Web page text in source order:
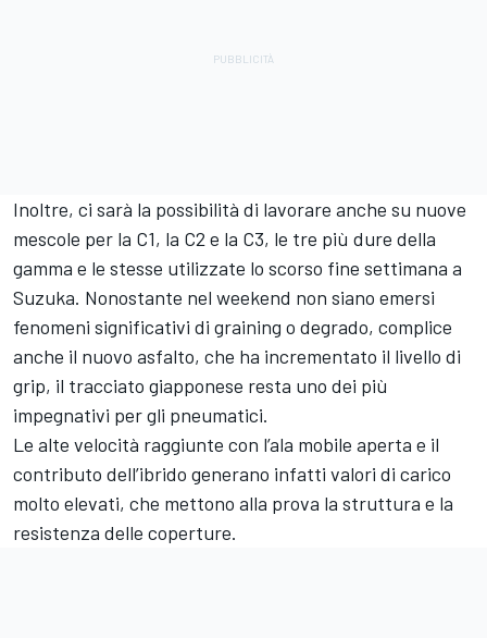
Inoltre, ci sarà la possibilità di lavorare anche su nuove
mescole per la C1, la C2 e la C3, le tre più dure della
gamma e le stesse utilizzate lo scorso fine settimana a
Suzuka. Nonostante nel weekend non siano emersi
fenomeni significativi di graining o degrado, complice
anche il nuovo asfalto, che ha incrementato il livello di
grip, il tracciato giapponese resta uno dei più
impegnativi per gli pneumatici.
Le alte velocità raggiunte con l’ala mobile aperta e il
contributo dell’ibrido generano infatti valori di carico
molto elevati, che mettono alla prova la struttura e la
resistenza delle coperture.